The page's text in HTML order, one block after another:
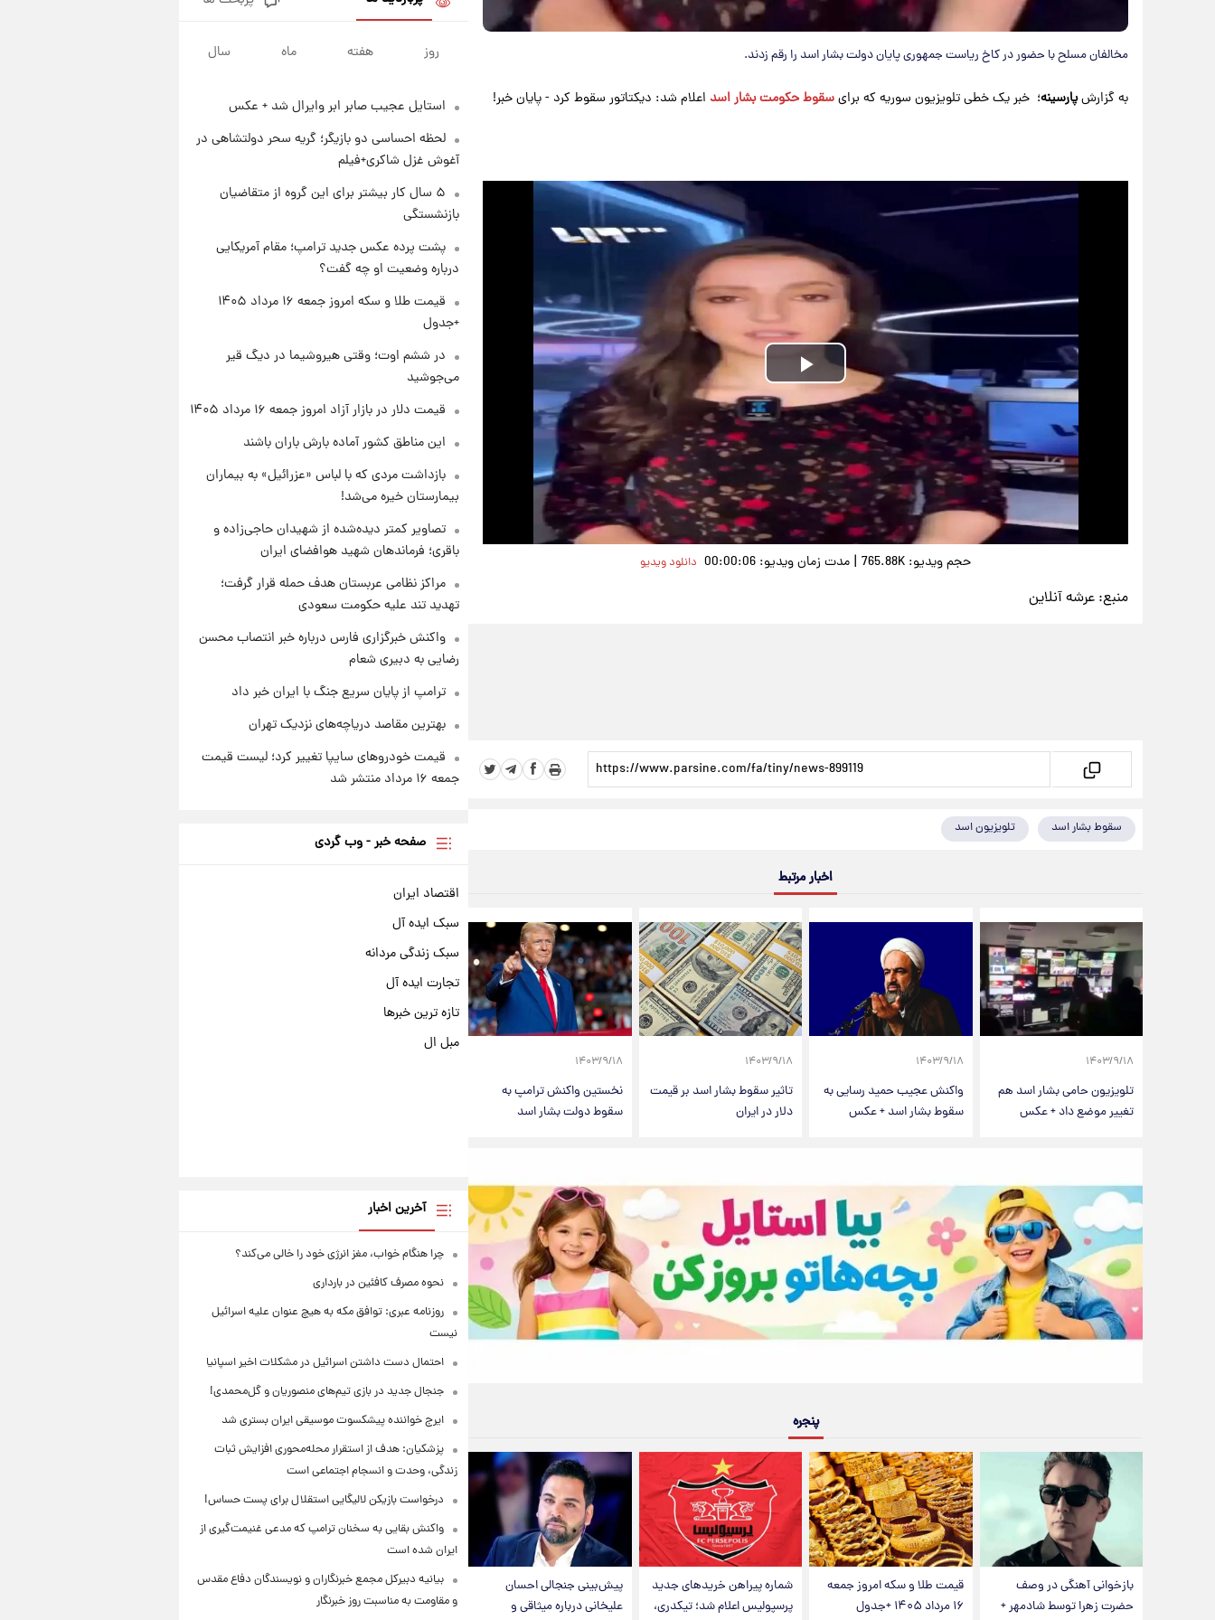
مخالفان مسلح با حضور در کاخ ریاست جمهوری پایان دولت بشار اسد را رقم زدند.
به گزارشپارسینه؛ خبر یک خطی تلویزیون سوریه که برایسقوط حکومت بشار اسد اعلام شد: دیکتاتور سقوط کرد - پایان خبر!
Play
Video
حجم ویدیو: 765.88K | مدت زمان ویدیو: 00:00:06 دانلود ویدیو
منبع: عرشه آنلاین
سقوط بشار اسد تلویزیون اسد
اخبار مرتبط
۱۴۰۳/۹/۱۸
تلویزیون حامی بشار اسد هم
تغییر موضع داد + عکس
۱۴۰۳/۹/۱۸
واکنش عجیب حمید رسایی به
سقوط بشار اسد + عکس
۱۴۰۳/۹/۱۸
تاثیر سقوط بشار اسد بر قیمت
دلار در ایران
۱۴۰۳/۹/۱۸
نخستین واکنش ترامپ به
سقوط دولت بشار اسد
پنجره
بازخوانی آهنگی در وصف
حضرت زهرا توسط شادمهر +
قیمت طلا و سکه امروز جمعه
۱۶ مرداد ۱۴۰۵ +جدول
شماره پیراهن خریدهای جدید
پرسپولیس اعلام شد؛ تیکدری،
پیش‌بینی جنجالی احسان
علیخانی درباره میثاقی و
جزئیات فعال‌سازی «کیف پول
ایران» اعلام شد+فیلم
۱ روز پیش
۱۵ مرداد ۱۴۰۵ +جدول
قیمت طلا و سکه امروز پنجشنبه
۱۵ مرداد ۱۴۰۵
شارژ جدید کالابرگ برای سه
روز هفته ماه سال
استایل عجیب صابر ابر وایرال شد + عکس
لحظه احساسی دو بازیگر؛ گریه سحر دولتشاهی در
آغوش غزل شاکری+فیلم
۵ سال کار بیشتر برای این گروه از متقاضیان
بازنشستگی
پشت پرده عکس جدید ترامپ؛ مقام آمریکایی
درباره وضعیت او چه گفت؟
قیمت طلا و سکه امروز جمعه ۱۶ مرداد ۱۴۰۵
+جدول
در ششم اوت؛ وقتی هیروشیما در دیگ قیر
می‌جوشید
قیمت دلار در بازار آزاد امروز جمعه ۱۶ مرداد ۱۴۰۵
این مناطق کشور آماده بارش باران باشند
بازداشت مردی که با لباس «عزرائیل» به بیماران
بیمارستان خیره می‌شد!
تصاویر کمتر دیده‌شده از شهیدان حاجی‌زاده و
باقری؛ فرماندهان شهید هوافضای ایران
مراکز نظامی عربستان هدف حمله قرار گرفت؛
تهدید تند علیه حکومت سعودی
واکنش خبرگزاری فارس درباره خبر انتصاب محسن
رضایی به دبیری شعام
ترامپ از پایان سریع جنگ با ایران خبر داد
بهترین مقاصد دریاچه‌های نزدیک تهران
قیمت خودروهای سایپا تغییر کرد؛ لیست قیمت
جمعه ۱۶ مرداد منتشر شد
صفحه خبر - وب گردی
اقتصاد ایران
سبک ایده آل
سبک زندگی مردانه
تجارت ایده آل
تازه ترین خبرها
مبل ال
آخرین اخبار
چرا هنگام خواب، مغز انرژی خود را خالی می‌کند؟
نحوه مصرف کافئین در بارداری
روزنامه عبری: توافق مکه به هیچ عنوان علیه اسرائیل
نیست
احتمال دست داشتن اسرائیل در مشکلات اخیر اسپانیا
جنجال جدید در بازی تیم‌های منصوریان و گل‌محمدی!
ایرج خواننده پیشکسوت موسیقی ایران بستری شد
پزشکیان: هدف از استقرار محله‌محوری افزایش ثبات
زندگی، وحدت و انسجام اجتماعی است
درخواست بازیکن لالیگایی استقلال برای پست حساس!
واکنش بقایی به سخنان ترامپ که مدعی غنیمت‌گیری از
ایران شده است
بیانیه دبیرکل مجمع خبرنگاران و نویسندگان دفاع مقدس
و مقاومت به مناسبت روز خبرنگار